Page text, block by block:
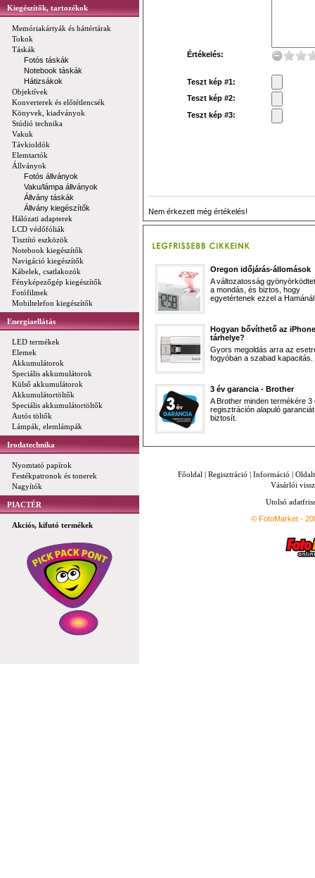
Kiegészítők, tartozékok
Memóriakártyák és háttértárak
Tokok
Táskák
Fotós táskák
Notebook táskák
Hátizsákok
Objektívek
Konverterek és előtétlencsék
Könyvek, kiadványok
Stúdió technika
Vakuk
Távkioldók
Elemtartók
Állványok
Fotós állványok
Vaku/lámpa állványok
Állvány táskák
Állvány kiegészítők
Hálózati adapterek
LCD védőfóliák
Tisztító eszközök
Notebook kiegészítők
Navigáció kiegészítők
Kábelek, csatlakozók
Fényképezőgép kiegészítők
Fotófilmek
Mobiltelefon kiegészítők
Energiaellátás
LED termékek
Elemek
Akkumulátorok
Speciális akkumulátorok
Külső akkumulátorok
Akkumulátortöltők
Speciális akkumulátortöltők
Autós töltők
Lámpák, elemlámpák
Irodatechnika
Nyomtató papírok
Festékpatronok és tonerek
Nagyítók
PIACTÉR
Akciós, kifutó termékek
Értékelés:
Teszt kép #1:
Teszt kép #2:
Teszt kép #3:
Nem érkezett még értékelés!
Oregon időjárás-állomások
A változatosság
a mondás, és biztos, hogy
egyetértenek ezzel a
Hogyan bővíthető az iPhone
tárhelye?
Gyors megoldás arra az
fogyóban a szabad kapacitás.
3 év garancia - Brother
A Brother minden termékére 3
regisztráción alapuló garanciát
biztosít.
Főoldal | Regisztráció | Információ |
Vásárlói
Utolsó
© FotoMarket -